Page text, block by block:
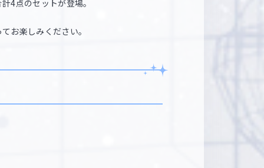
4点のセットが登場。
お楽しみください。